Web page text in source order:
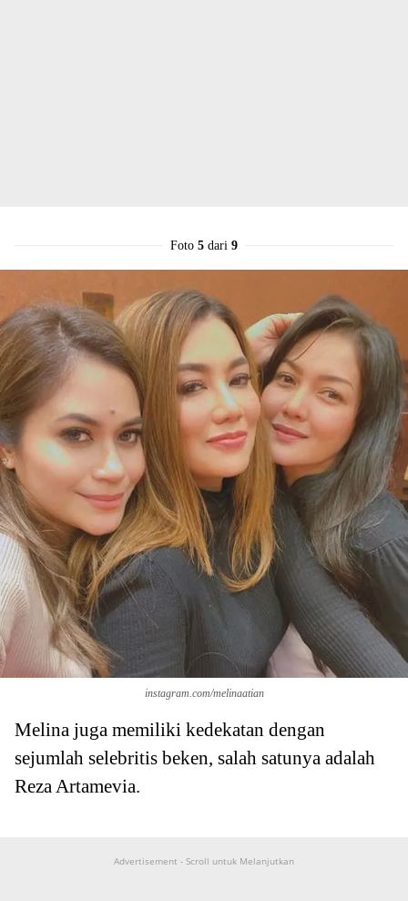
Foto 5 dari 9
instagram.com/melinaatian
Melina juga memiliki kedekatan dengan
sejumlah selebritis beken, salah satunya adalah
Reza Artamevia.
Advertisement - Scroll untuk Melanjutkan